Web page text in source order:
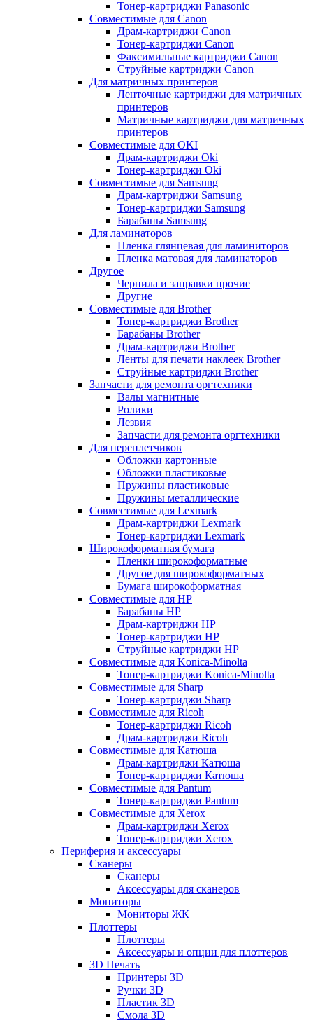
Тонер-картриджи Panasonic
Совместимые для Canon
Драм-картриджи Canon
Тонер-картриджи Canon
Факсимильные картриджи Canon
Струйные картриджи Canon
Для матричных принтеров
Ленточные картриджи для матричных
принтеров
Матричные картриджи для матричных
принтеров
Совместимые для OKI
Драм-картриджи Oki
Тонер-картриджи Oki
Совместимые для Samsung
Драм-картриджи Samsung
Тонер-картриджи Samsung
Барабаны Samsung
Для ламинаторов
Пленка глянцевая для ламиниторов
Пленка матовая для ламинаторов
Другое
Чернила и заправки прочие
Другие
Совместимые для Brother
Тонер-картриджи Brother
Барабаны Brother
Драм-картриджи Brother
Ленты для печати наклеек Brother
Струйные картриджи Brother
Запчасти для ремонта оргтехники
Валы магнитные
Ролики
Лезвия
Запчасти для ремонта оргтехники
Для переплетчиков
Обложки картонные
Обложки пластиковые
Пружины пластиковые
Пружины металлические
Совместимые для Lexmark
Драм-картриджи Lexmark
Тонер-картриджи Lexmark
Широкоформатная бумага
Пленки широкоформатные
Другое для широкоформатных
Бумага широкоформатная
Совместимые для HP
Барабаны HP
Драм-картриджи HP
Тонер-картриджи HP
Струйные картриджи HP
Совместимые для Konica-Minolta
Тонер-картриджи Konica-Minolta
Совместимые для Sharp
Тонер-картриджи Sharp
Совместимые для Ricoh
Тонер-картриджи Ricoh
Драм-картриджи Ricoh
Совместимые для Катюша
Драм-картриджи Катюша
Тонер-картриджи Катюша
Совместимые для Pantum
Тонер-картриджи Pantum
Совместимые для Xerox
Драм-картриджи Xerox
Тонер-картриджи Xerox
Периферия и аксессуары
Сканеры
Сканеры
Аксессуары для сканеров
Мониторы
Мониторы ЖК
Плоттеры
Плоттеры
Аксессуары и опции для плоттеров
3D Печать
Принтеры 3D
Ручки 3D
Пластик 3D
Смола 3D